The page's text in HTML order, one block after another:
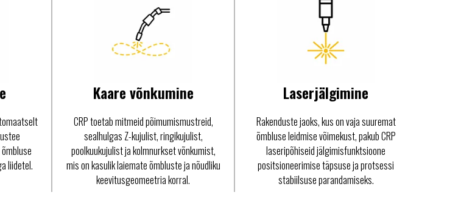
liidetel.
Kaare võnkumine
CRP toetab mitmeid põimumismustreid,
sealhulgas Z-kujulist, ringikujulist,
poolkuukujulist ja kolmnurkset võnkumist,
mis on kasulik laiemate õmbluste ja nõudliku
keevitusgeomeetria korral.
Laserjälgimine
Rakenduste jaoks, kus on vaja suuremat
õmbluse leidmise võimekust, pakub CRP
laseripõhiseid jälgimisfunktsioone
positsioneerimise täpsuse ja protsessi
stabiilsuse parandamiseks.